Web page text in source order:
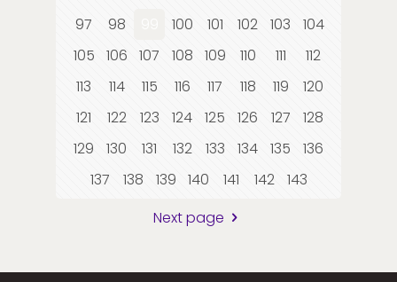
97
98 100 101 102 103
104
105
106 107 108 109 110 111
112
113
114 115 116 117 118 119
120
121
122 123 124 125 126 127
128
129
130 131 132 133 134 135
136
137
138 139 140 141 142
143
Next page